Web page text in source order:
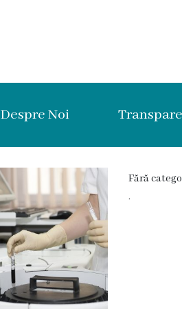
Despre Noi
Fără
.